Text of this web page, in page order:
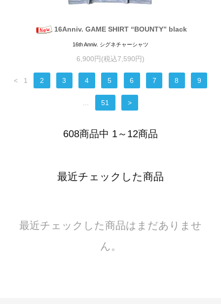
16Anniv. GAME SHIRT “BOUNTY” black
16th Anniv. シグネチャーシャツ
6,900円(税込7,590円)
< 1 2 3 4 5 6 7 8 9
51 >
608商品中 1～12商品
最近チェックした商品
最近チェックした商品はまだありませ
ん。